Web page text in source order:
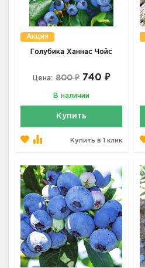
Акция
Голубика Ханнас Чойс
Цена: 800 ₽ 740 ₽
В наличии
Купить
Купить в 1 клик